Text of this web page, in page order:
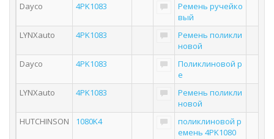
Dayco
4PK1083
Ремень ручейко
вый
LYNXauto
4PK1083
Ремень поликли
новой
Dayco
4PK1083
Поликлиновой р
е
LYNXauto
4PK1083
Ремень поликли
новой
HUTCHINSON
1080K4
поликлиновой р
емень 4PK1080